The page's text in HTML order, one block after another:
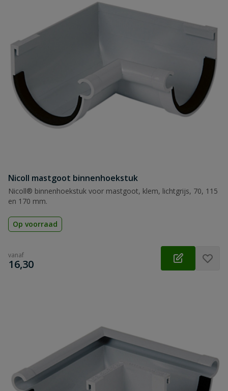
Nicoll mastgoot binnenhoekstuk
Nicoll® binnenhoekstuk voor mastgoot, klem, lichtgrijs, 70, 115
en 170 mm.
Op voorraad
vanaf
€
16,30